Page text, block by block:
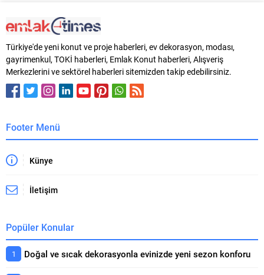
George Nathanail’in ev
sahipliğinde düzenlenen buluşma
arasında yer alan Perdix Şarap
Evi’nde yapılırken, etkinliğe İzmirli
mimarlar yoğun ilgi gösterdi.
Alumil Türkiye CEO’su George
Nathanail, yaklaşan yeni...
şirketin tüm pazarlama ve iletişim
faaliyetlerinin stratejik
yönetiminden sorumlu olacak.
Notre Dame de Sion Fransız
Lisesi...
Türkiye'de yeni konut ve proje haberleri, ev dekorasyon, modası,
gayrimenkul, TOKİ haberleri, Emlak Konut haberleri, Alışveriş
Merkezlerini ve sektörel haberleri sitemizden takip edebilirsiniz.
Footer Menü
Künye
İletişim
Popüler Konular
Doğal ve sıcak dekorasyonla evinizde yeni sezon konforu